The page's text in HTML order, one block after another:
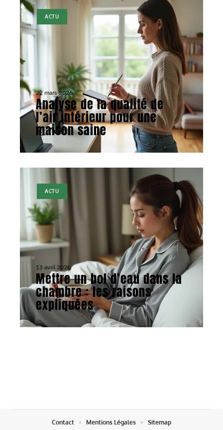
ACTU
22 mars 2026
Analyse de la qualité de
l’air intérieur pour une
maison saine
ACTU
13 avril 2026
Mettre un bol d’eau dans la
chambre : les raisons
expliquées
Contact Mentions Légales Sitemap